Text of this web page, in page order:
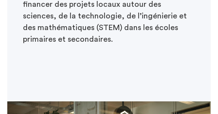
financer des projets locaux autour des
sciences, de la technologie, de l’ingénierie et
des mathématiques (STEM) dans les écoles
primaires et secondaires.